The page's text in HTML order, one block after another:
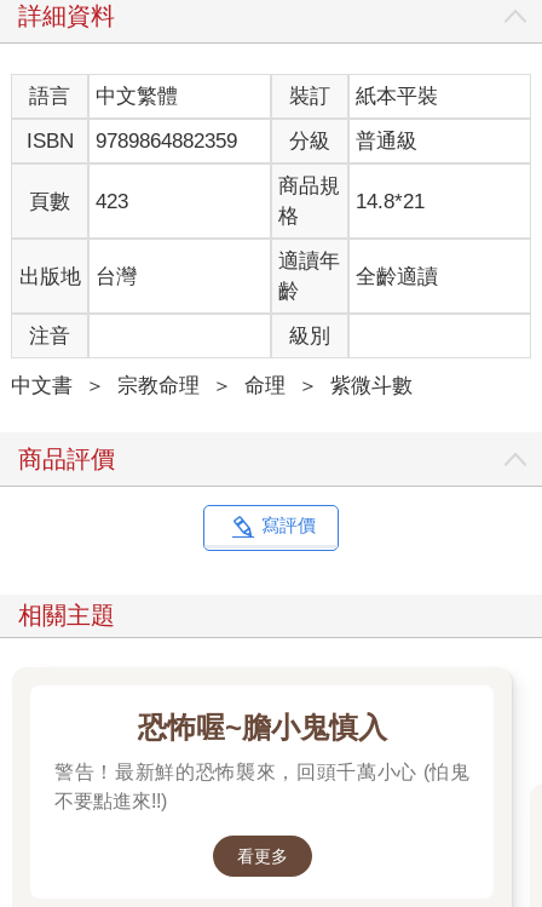
詳細資料
語言 中文繁體 裝訂
紙本平裝
ISBN
9789864882359 分級 普通級
頁數 423
商品規
格
14.8*21
出版地 台灣
適讀年
齡
全齡適讀
注音 級別
中文書 ＞ 宗教命理 ＞ 命理 ＞ 紫微斗數
商品評價
寫評價
相關主題
恐怖喔~膽小鬼慎入
警告！最新鮮的恐怖襲來，回頭千萬小心 (怕鬼
不要點進來!!)
看更多